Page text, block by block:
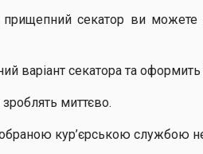
прищепний секатор ви
варіант секатора та
миттєво.
кур’єрською службою